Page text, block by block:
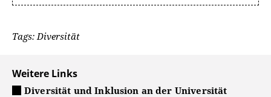
Tags: Diversität
Weitere Links
Diversität und Inklusion an der Universität